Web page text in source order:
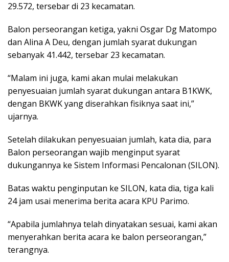
29.572, tersebar di 23 kecamatan.
Balon perseorangan ketiga, yakni Osgar Dg Matompo
dan Alina A Deu, dengan jumlah syarat dukungan
sebanyak 41.442, tersebar 23 kecamatan.
“Malam ini juga, kami akan mulai melakukan
penyesuaian jumlah syarat dukungan antara B1KWK,
dengan BKWK yang diserahkan fisiknya saat ini,”
ujarnya.
Setelah dilakukan penyesuaian jumlah, kata dia, para
Balon perseorangan wajib menginput syarat
dukungannya ke Sistem Informasi Pencalonan (SILON).
Batas waktu penginputan ke SILON, kata dia, tiga kali
24 jam usai menerima berita acara KPU Parimo.
“Apabila jumlahnya telah dinyatakan sesuai, kami akan
menyerahkan berita acara ke balon perseorangan,”
terangnya.